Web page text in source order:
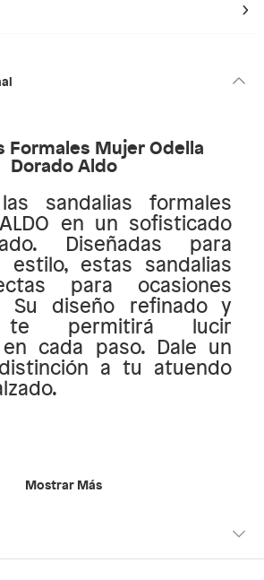
Formales Mujer Odella
Dorado Aldo
sandalias formales
en un sofisticado
Diseñadas para
estas sandalias
para ocasiones
Su diseño refinado y
te permitirá lucir
cada paso. Dale un
a tu atuendo
Mostrar Más